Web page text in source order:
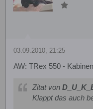
03.09.2010, 21:25
AW: TRex 550 -
Zitat von
Klappt das auch